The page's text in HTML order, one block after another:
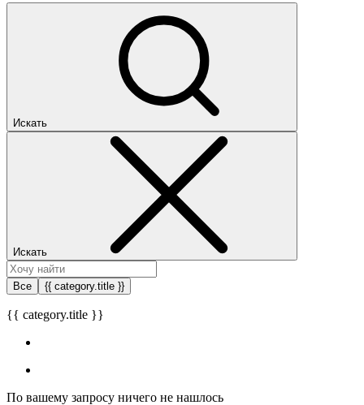
Искать
Искать
Все {{ category.title }}
{{ category.title }}
По вашему запросу ничего не нашлось